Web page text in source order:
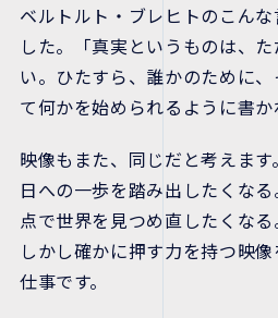
ベルトルト・ブレヒトのこん
した。「真実というものは、
い。ひたすら、誰かのために
て何かを始められるように書か
映像もまた、同じだと考えま
日への一歩を踏み出したくな
点で世界を見つめ直したくなる
しかし確かに押す力を持つ映
仕事です。